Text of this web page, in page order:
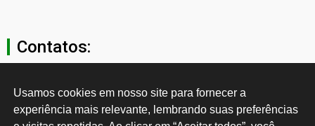
Contatos:
secgeral@ctb.org.br
11 3874-0040
Usamos cookies em nosso site para fornecer a
experiência mais relevante, lembrando suas preferências